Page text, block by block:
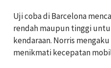
Uji coba di Barcelona
rendah maupun tinggi
kendaraan. Norris
menikmati kecepatan